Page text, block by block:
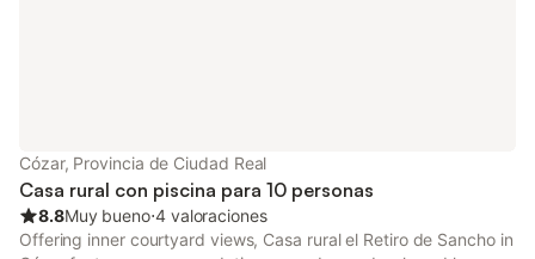
Cózar, Provincia de Ciudad Real
Casa rural con piscina para 10 personas
8.8Muy bueno⋅4 valoraciones
Offering inner courtyard views, Casa rural el Retiro de Sancho in